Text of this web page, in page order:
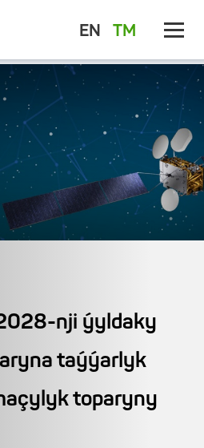
EN TM
nji ýyldaky
taýýarlyk
toparyny